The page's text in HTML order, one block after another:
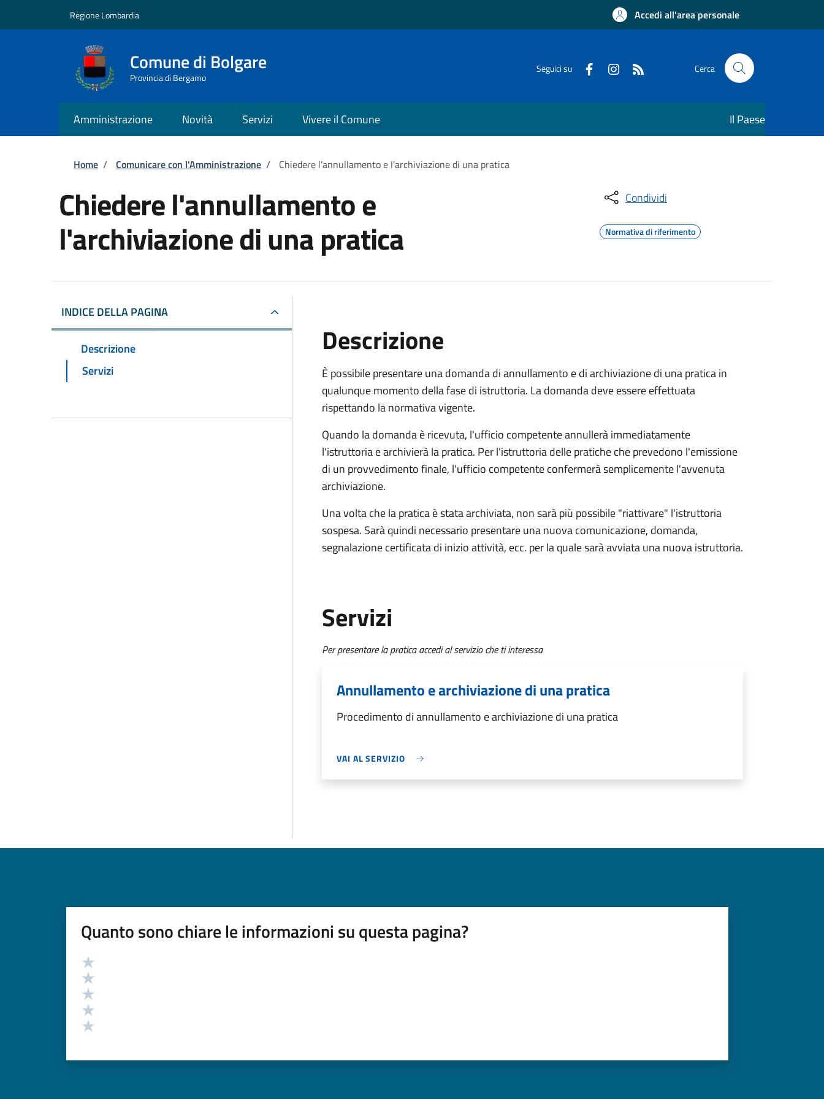
Regione Lombardia Accedi all'area personale
Comune di Bolgare
Provincia di Bergamo
Seguici su Cerca
Amministrazione Novità Servizi Vivere il Comune Il Paese
Briciole di pane
Home / Comunicare con l'Amministrazione / Chiedere l'annullamento e l'archiviazione di una pratica
Chiedere l'annullamento e
l'archiviazione di una pratica
Condividi
Normativa di riferimento
INDICE DELLA PAGINA
Descrizione
Servizi
Descrizione
È possibile presentare una domanda di annullamento e di archiviazione di una pratica in
qualunque momento della fase di istruttoria. La domanda deve essere effettuata
rispettando la normativa vigente.
Quando la domanda è ricevuta, l'ufficio competente annullerà immediatamente
l'istruttoria e archivierà la pratica. Per l’istruttoria delle pratiche che prevedono l'emissione
di un provvedimento finale, l'ufficio competente confermerà semplicemente l'avvenuta
archiviazione.
Una volta che la pratica è stata archiviata, non sarà più possibile "riattivare" l'istruttoria
sospesa. Sarà quindi necessario presentare una nuova comunicazione, domanda,
segnalazione certificata di inizio attività, ecc. per la quale sarà avviata una nuova istruttoria.
Servizi
Per presentare la pratica accedi al servizio che ti interessa
Annullamento e archiviazione di una pratica
Procedimento di annullamento e archiviazione di una pratica
VAI AL SERVIZIO
Quanto sono chiare le informazioni su questa pagina?
Valutazione